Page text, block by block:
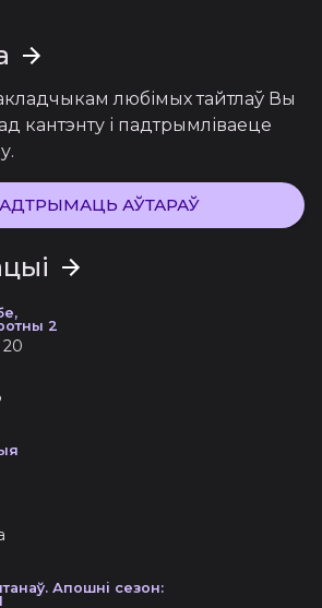
любімых тайтлаў Вы
кантэнту і падтрымліваеце
АЎТАРАЎ
2
20
Апошні сезон: